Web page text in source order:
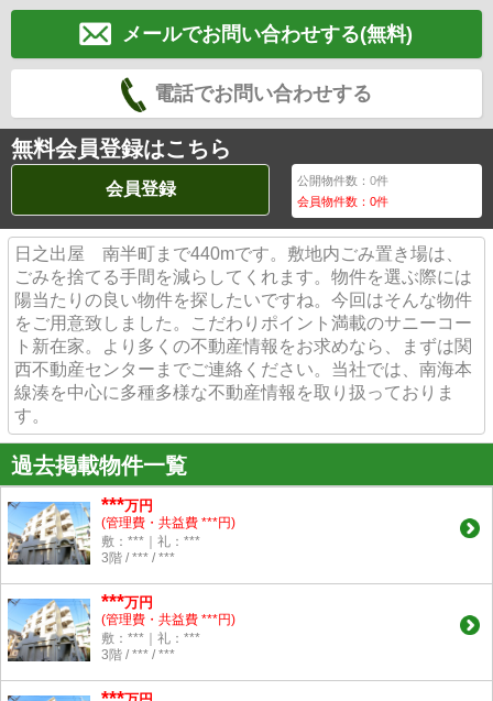
メールでお問い合わせする(無料)
電話でお問い合わせする
無料会員登録はこちら
会員登録 公開物件数：0件
会員物件数：0件
日之出屋 南半町まで440mです。敷地内ごみ置き場は、
ごみを捨てる手間を減らしてくれます。物件を選ぶ際には
陽当たりの良い物件を探したいですね。今回はそんな物件
をご用意致しました。こだわりポイント満載のサニーコー
ト新在家。より多くの不動産情報をお求めなら、まずは関
西不動産センターまでご連絡ください。当社では、南海本
線湊を中心に多種多様な不動産情報を取り扱っておりま
す。
過去掲載物件一覧
***万円
(管理費・共益費 ***円)
敷：***｜礼：***
3階 / *** / ***
***万円
(管理費・共益費 ***円)
敷：***｜礼：***
3階 / *** / ***